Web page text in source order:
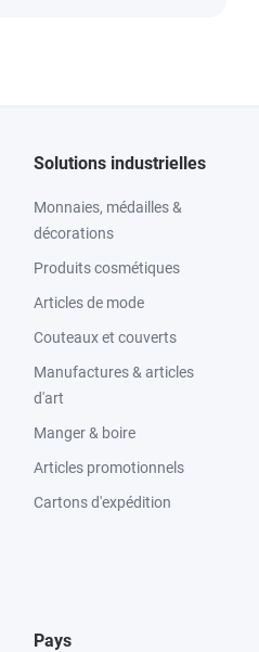
Solutions industrielles
Monnaies, médailles &
décorations
Produits cosmétiques
Articles de mode
Couteaux et couverts
Manufactures & articles
d'art
Manger & boire
Articles promotionnels
Cartons d'expédition
Pays